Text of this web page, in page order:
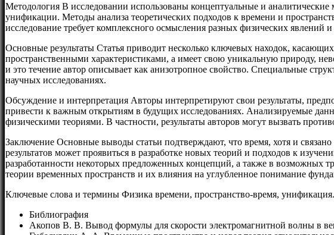
Методология В исследовании использованы концептуальные и
унификации. Методы анализа теоретических подходов к времени и
исследование требует комплексного осмысления разных физических явлений
Основные результаты Статья приводит несколько ключевых находок,
пространственными характеристиками, а имеет свою уникальную природу,
и это течение автор описывает как анизотропное свойство. Специальные
научных исследованиях.
Обсуждение и интерпретация Авторы интерпретируют свои результаты,
привести к важным открытиям в будущих исследованиях. Анализируемые
физическими теориями. В частности, результаты авторов могут вызвать
Заключение Основные выводы статьи подтверждают, что время, хотя и
результатов может проявиться в разработке новых теорий и подходов к
разработанности некоторых предложенных концепций, а также в возможных
теории временных пространств и их влияния на углубленное понимание
Ключевые слова и термины Физика времени, пространство-время, унификация.
Библиография
Акопов В. В. Вывод формулы для скорости электромагнитной волны в